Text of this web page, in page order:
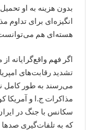
بدون هزینه به او
انگیزه‌ای برای
هسته‌ای هم
اگر فهم واقع‌گرایانه
تشدید رقابت‌های
می‌رسند به طور کامل
مذاکرات ج.ا و آمریکا
سکانس با جنگ در
که به تلفات‌گیری صدها